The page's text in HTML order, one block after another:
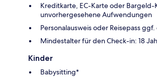
Kreditkarte, EC-Karte oder Bargeld-
unvorhergesehene Aufwendungen
Personalausweis oder Reisepass
Mindestalter für den Check-in: 18
Kinder
Babysitting*